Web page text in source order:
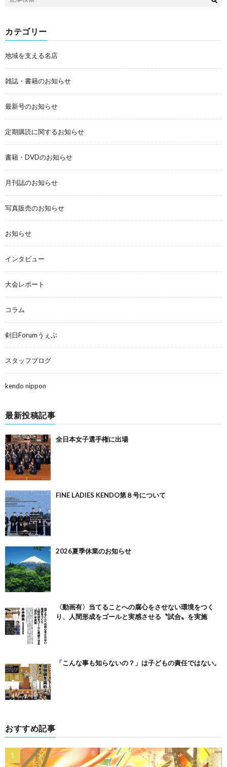
カテゴリー
地域を支える名店
雑誌・書籍のお知らせ
最新号のお知らせ
定期購読に関するお知らせ
書籍・DVDのお知らせ
月刊誌のお知らせ
写真販売のお知らせ
お知らせ
インタビュー
大会レポート
コラム
剣日Forumうぇぶ
スタッフブログ
kendo nippon
最新投稿記事
全日本女子選手権に出場
FINE LADIES KENDO第８号について
2026夏季休業のお知らせ
〈動画有〉当てることへの腐心をさせない環境をつく
り、人間形成をゴールと実感させる〝試合〟を実施
「こんな事も知らないの？」は子どもの責任ではない。
おすすめ記事